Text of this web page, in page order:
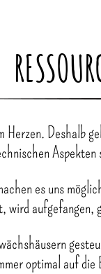
Deshalb
es uns
wird
optimal auf